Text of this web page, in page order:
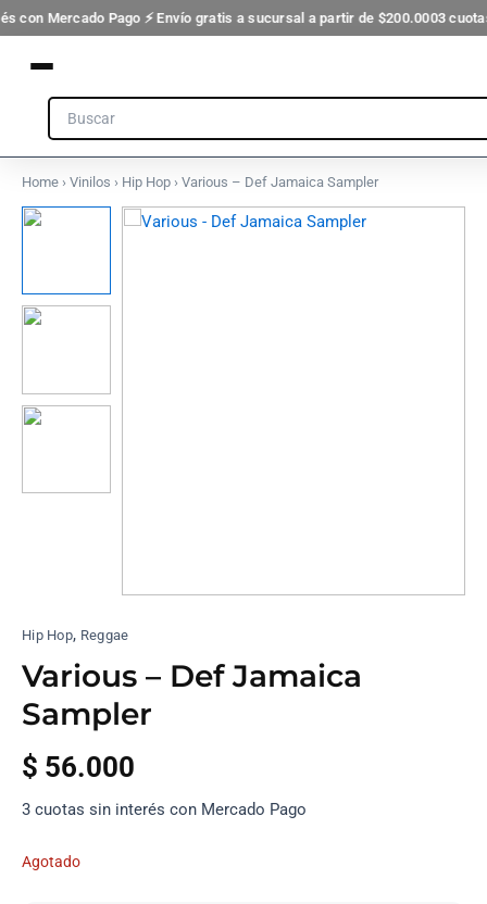
con Mercado Pago ⚡ Envío gratis a sucursal a partir de $200.0003
Ir
al
contenido
Search
Home › Vinilos › Hip Hop › Various – Def Jamaica Sampler
Hip Hop, Reggae
Various – Def Jamaica
Sampler
$ 56.000
3 cuotas sin interés con Mercado Pago
Agotado